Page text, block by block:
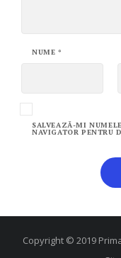
NUME *
SALVEAZĂ-MI
NAVIGATOR PENTRU
Copyright © 2019